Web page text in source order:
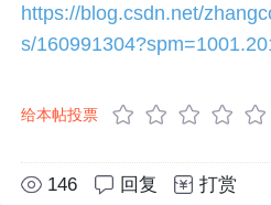
https://blog.csdn.net/
s/
给本帖投票
146 回复 打赏